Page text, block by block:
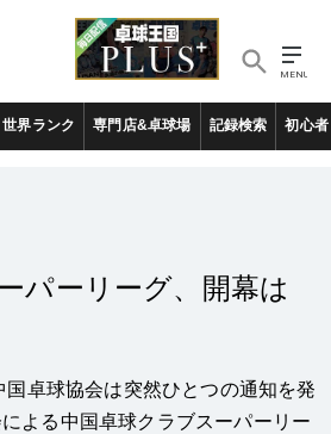
世界ランク 専門店&卓球場 記録検索 初心者
パーリーグ、開幕は
卓球協会は突然ひとつの通知を発
よる中国卓球クラブスーパーリー